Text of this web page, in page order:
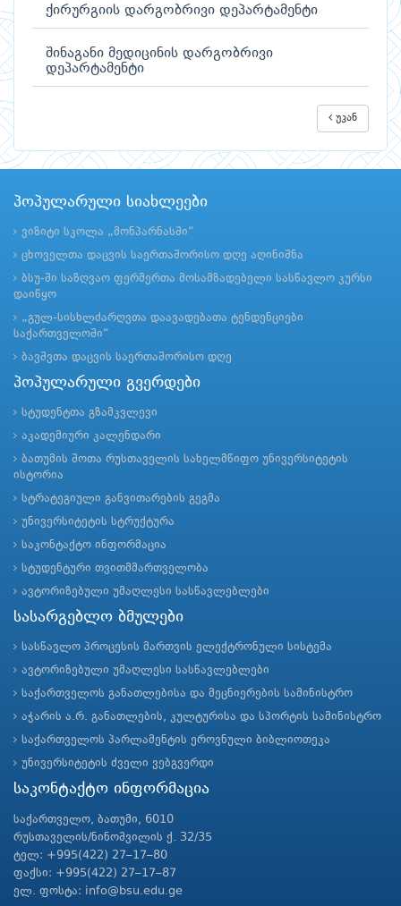
ქირურგიის დარგობრივი დეპარტამენტი
შინაგანი მედიცინის დარგობრივი
დეპარტამენტი
უკან
პოპულარული სიახლეები
ვიზიტი სკოლა „მონპარნასში“
ცხოველთა დაცვის საერთაშორისო დღე აღინიშნა
ბსუ-ში საზღვაო ფერმერთა მოსამზადებელი სასწავლო კურსი
დაიწყო
„გულ-სისხლძარღვთა დაავადებათა ტენდენციები
საქართველოში“
ბავშვთა დაცვის საერთაშორისო დღე
პოპულარული გვერდები
სტუდენტთა გზამკვლევი
აკადემიური კალენდარი
ბათუმის შოთა რუსთაველის სახელმწიფო უნივერსიტეტის
ისტორია
სტრატეგიული განვითარების გეგმა
უნივერსიტეტის სტრუქტურა
საკონტაქტო ინფორმაცია
სტუდენტური თვითმმართველობა
ავტორიზებული უმაღლესი სასწავლებლები
სასარგებლო ბმულები
სასწავლო პროცესის მართვის ელექტრონული სისტემა
ავტორიზებული უმაღლესი სასწავლებლები
საქართველოს განათლებისა და მეცნიერების სამინისტრო
აჭარის ა.რ. განათლების, კულტურისა და სპორტის სამინისტრო
საქართველოს პარლამენტის ეროვნული ბიბლიოთეკა
უნივერსიტეტის ძველი ვებგვერდი
საკონტაქტო ინფორმაცია
საქართველო, ბათუმი, 6010
რუსთაველის/ნინოშვილის ქ. 32/35
ტელ: +995(422) 27–17–80
ფაქსი: +995(422) 27–17–87
ელ. ფოსტა: info@bsu.edu.ge